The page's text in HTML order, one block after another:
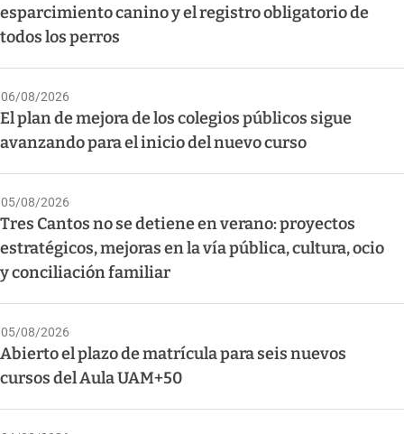
esparcimiento canino y el registro obligatorio de
todos los perros
06/08/2026
El plan de mejora de los colegios públicos sigue
avanzando para el inicio del nuevo curso
05/08/2026
Tres Cantos no se detiene en verano: proyectos
estratégicos, mejoras en la vía pública, cultura, ocio
y conciliación familiar
05/08/2026
Abierto el plazo de matrícula para seis nuevos
cursos del Aula UAM+50